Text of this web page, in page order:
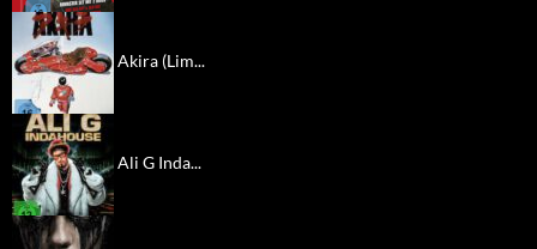
Akira (Lim...
Ali G Inda...